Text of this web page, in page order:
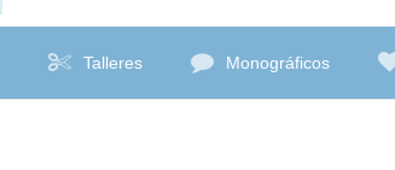
Talleres Monográficos